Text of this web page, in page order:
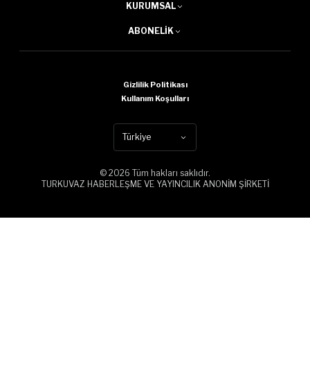
KURUMSAL
ABONELIK
Gizlilik Politikası
Kullanım Koşulları
Türkiye
© 2026 Tüm hakları saklıdır.
TURKUVAZ HABERLEŞME VE YAYINCILIK ANONİM ŞİRKETİ